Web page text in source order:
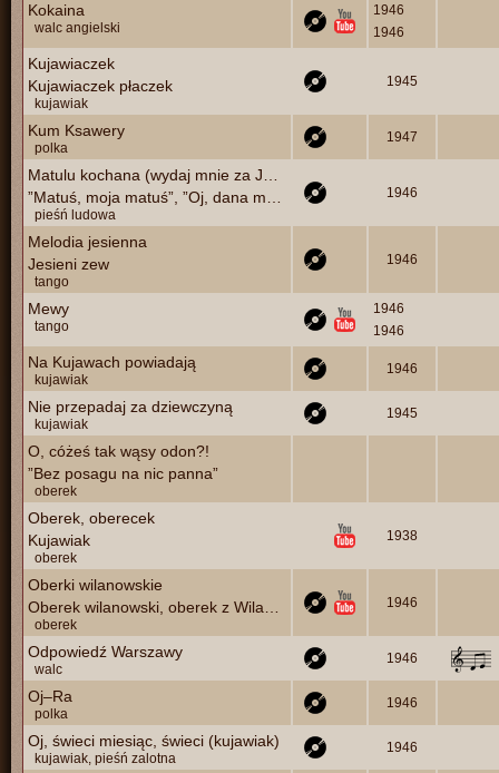
Kokaina
walc angielski
1946
1946
Kujawiaczek
Kujawiaczek płaczek
kujawiak
1945
Kum Ksawery
polka
1947
pieśń ludowa
1946
Melodia jesienna
Jesieni zew
tango
1946
Mewy
tango
1946
1946
Na Kujawach powiadają
kujawiak
1946
Nie przepadaj za dziewczyną
kujawiak
1945
O, cóżeś tak wąsy odon?!
”Bez posagu na nic panna”
oberek
Oberek, oberecek
Kujawiak
oberek
1938
Oberki wilanowskie
oberek
1946
Odpowiedź Warszawy
walc
1946
Oj–Ra
polka
1946
Oj, świeci miesiąc, świeci (kujawiak)
kujawiak, pieśń zalotna
1946